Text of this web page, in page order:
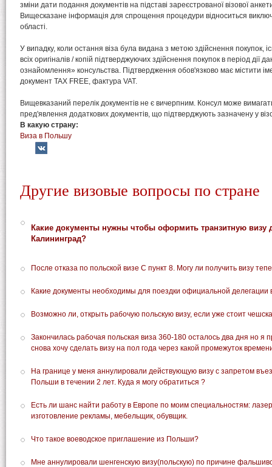
зміни дати подання документів на підставі зареєстрованої візової
Вищесказане інформація для спрощення процедури відноситься
області.
У випадку, коли остання віза була видана з метою здійснення покупок,
всіх оригіналів / копій підтверджуючих здійснення покупок в період дії
ознайомлення» консульства. Підтвердження обов'язково має містити
документ TAX FREE, фактура VAT.
Вищевказаний перелік документів не є вичерпним. Консул може
пред'явлення додаткових документів, що підтверджують зазначену у
В какую страну:
Виза в Польшу
Другие визовые вопросы по стране
Какие документы нужны чтобы оформить транзитную визу
Калининград?
После отказа по польской визе С пункт 8. Могу ли получить визу
Какие документы необходимы для поездки официальной делегации
Возможно ли, открыть рабочую польскую визу, если уже стоит
Закончилась рабочая польская виза 360-180 осталось два дня но я
снова хочу сделать визу на пол года через какой промежуток
На границе у меня аннулировали действующую визу с запретом
Польши в течении 2 лет. Куда я могу обратиться ?
Есть ли шанс найти работу в Европе по моим специальностям:
изготовление рекламы, мебельщик, обувщик.
Что такое воеводское приглашение из Польши?
Мне аннулировали шенгенскую визу(польскую) по причине